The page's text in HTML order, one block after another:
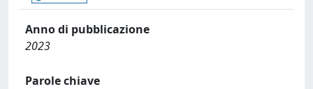
Anno di pubblicazione
2023
Parole chiave